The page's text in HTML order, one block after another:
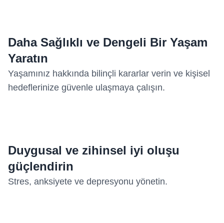
Daha Sağlıklı ve Dengeli Bir Yaşam
Yaratın
Yaşamınız hakkında bilinçli kararlar verin ve kişisel
hedeflerinize güvenle ulaşmaya çalışın.
Duygusal ve zihinsel iyi oluşu
güçlendirin
Stres, anksiyete ve depresyonu yönetin.